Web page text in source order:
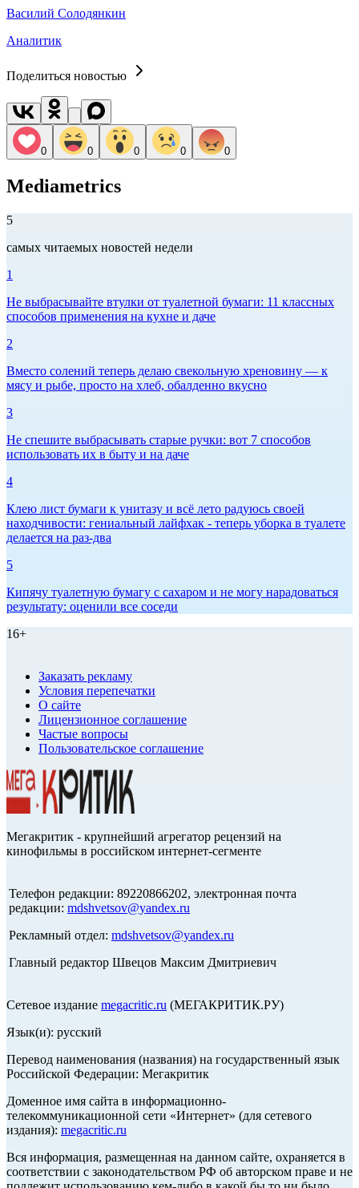
Василий Солодянкин
Аналитик
Поделиться новостью
0 0 0 0 0
Mediametrics
5
самых читаемых новостей недели
1
Не выбрасывайте втулки от туалетной бумаги: 11 классных
способов применения на кухне и даче
2
Вместо солений теперь делаю свекольную хреновину — к
мясу и рыбе, просто на хлеб, обалденно вкусно
3
Не спешите выбрасывать старые ручки: вот 7 способов
использовать их в быту и на даче
4
Клею лист бумаги к унитазу и всё лето радуюсь своей
находчивости: гениальный лайфхак - теперь уборка в туалете
делается на раз-два
5
Кипячу туалетную бумагу с сахаром и не могу нарадоваться
результату: оценили все соседи
16+
Заказать рекламу
Условия перепечатки
О сайте
Лицензионное соглашение
Частые вопросы
Пользовательское соглашение
Мегакритик - крупнейший агрегатор рецензий на
кинофильмы в российском интернет-сегменте
Телефон редакции: 89220866202, электронная почта
редакции: mdshvetsov@yandex.ru
Рекламный отдел: mdshvetsov@yandex.ru
Главный редактор Швецов Максим Дмитриевич
Сетевое издание megacritic.ru (МЕГАКРИТИК.РУ)
Язык(и): русский
Перевод наименования (названия) на государственный язык
Российской Федерации: Мегакритик
Доменное имя сайта в информационно-
телекоммуникационной сети «Интернет» (для сетевого
издания): megacritic.ru
Вся информация, размещенная на данном сайте, охраняется в
соответствии с законодательством РФ об авторском праве и не